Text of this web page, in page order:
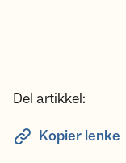
Del artikkel:
Kopier lenke